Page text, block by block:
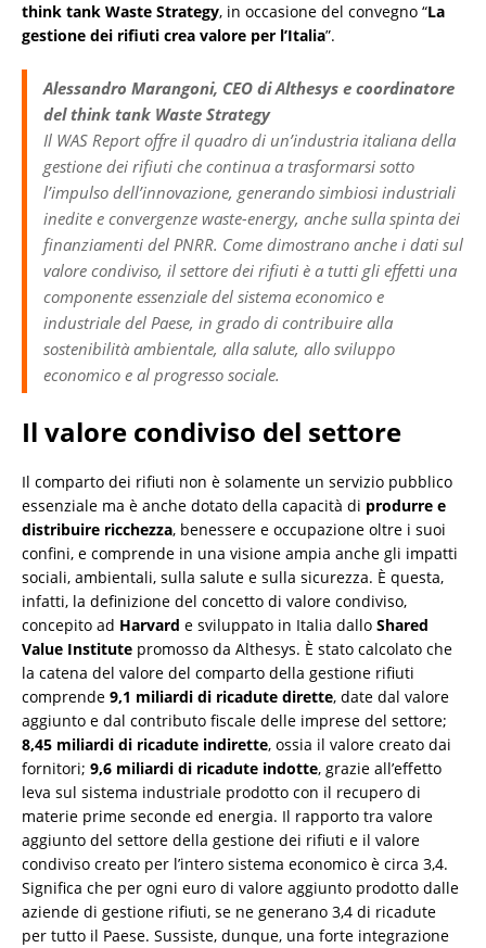
think tank Waste Strategy, in occasione del convegno “La
gestione dei rifiuti crea valore per l’Italia”.
Alessandro Marangoni, CEO di Althesys e coordinatore
del think tank Waste Strategy
Il WAS Report offre il quadro di un’industria italiana della
gestione dei rifiuti che continua a trasformarsi sotto
l’impulso dell’innovazione, generando simbiosi industriali
inedite e convergenze waste-energy, anche sulla spinta dei
finanziamenti del PNRR. Come dimostrano anche i dati sul
valore condiviso, il settore dei rifiuti è a tutti gli effetti una
componente essenziale del sistema economico e
industriale del Paese, in grado di contribuire alla
sostenibilità ambientale, alla salute, allo sviluppo
economico e al progresso sociale.
Il valore condiviso del settore
Il comparto dei rifiuti non è solamente un servizio pubblico
essenziale ma è anche dotato della capacità di produrre e
distribuire ricchezza, benessere e occupazione oltre i suoi
confini, e comprende in una visione ampia anche gli impatti
sociali, ambientali, sulla salute e sulla sicurezza. È questa,
infatti, la definizione del concetto di valore condiviso,
concepito ad Harvard e sviluppato in Italia dallo Shared
Value Institute promosso da Althesys. È stato calcolato che
la catena del valore del comparto della gestione rifiuti
comprende 9,1 miliardi di ricadute dirette, date dal valore
aggiunto e dal contributo fiscale delle imprese del settore;
8,45 miliardi di ricadute indirette, ossia il valore creato dai
fornitori; 9,6 miliardi di ricadute indotte, grazie all’effetto
leva sul sistema industriale prodotto con il recupero di
materie prime seconde ed energia. Il rapporto tra valore
aggiunto del settore della gestione dei rifiuti e il valore
condiviso creato per l’intero sistema economico è circa 3,4.
Significa che per ogni euro di valore aggiunto prodotto dalle
aziende di gestione rifiuti, se ne generano 3,4 di ricadute
per tutto il Paese. Sussiste, dunque, una forte integrazione